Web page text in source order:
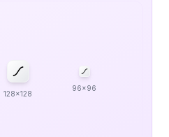
128x128
96x96